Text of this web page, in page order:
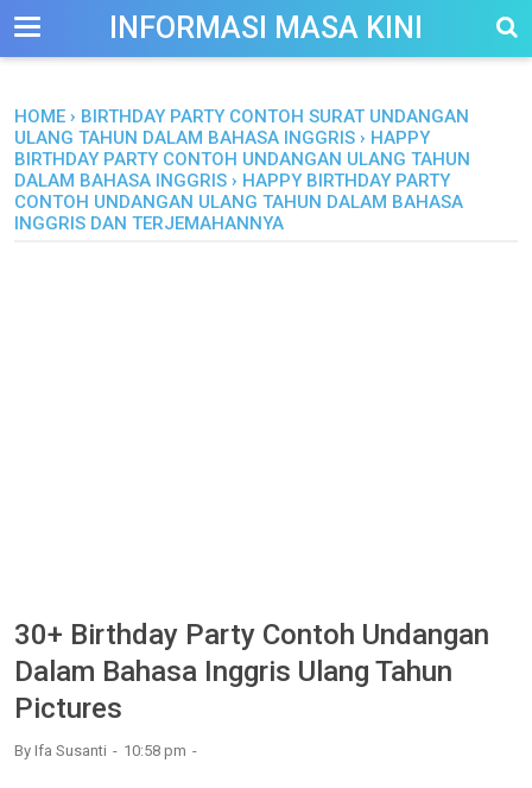
--> INFORMASI MASA KINI
HOME › BIRTHDAY PARTY CONTOH SURAT UNDANGAN
ULANG TAHUN DALAM BAHASA INGGRIS › HAPPY
BIRTHDAY PARTY CONTOH UNDANGAN ULANG TAHUN
DALAM BAHASA INGGRIS › HAPPY BIRTHDAY PARTY
CONTOH UNDANGAN ULANG TAHUN DALAM BAHASA
INGGRIS DAN TERJEMAHANNYA
30+ Birthday Party Contoh Undangan
Dalam Bahasa Inggris Ulang Tahun
Pictures
By Ifa Susanti 10:58 pm